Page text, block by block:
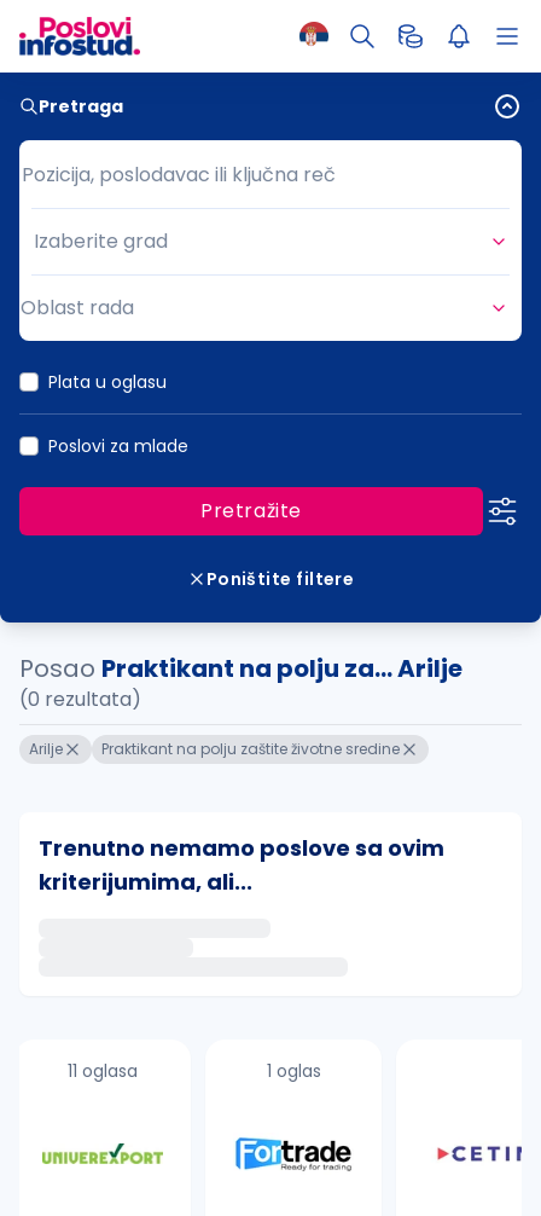
Pretraga
Pozicija, poslodavac ili ključna reč
Pozicija, poslodavac ili ključna reč
Grad
Izaberite grad
Oblast rada
Plata u oglasu
Poslovi za mlade
Pretražite
Poništite filtere
Posao Praktikant na polju za... Arilje
(0 rezultata)
Arilje Praktikant na polju zaštite životne sredine
Trenutno nemamo poslove sa ovim
kriterijumima, ali...
proverite pravopisne greške (koristite č, ć, š, đ,
11 oglasa 1 oglas